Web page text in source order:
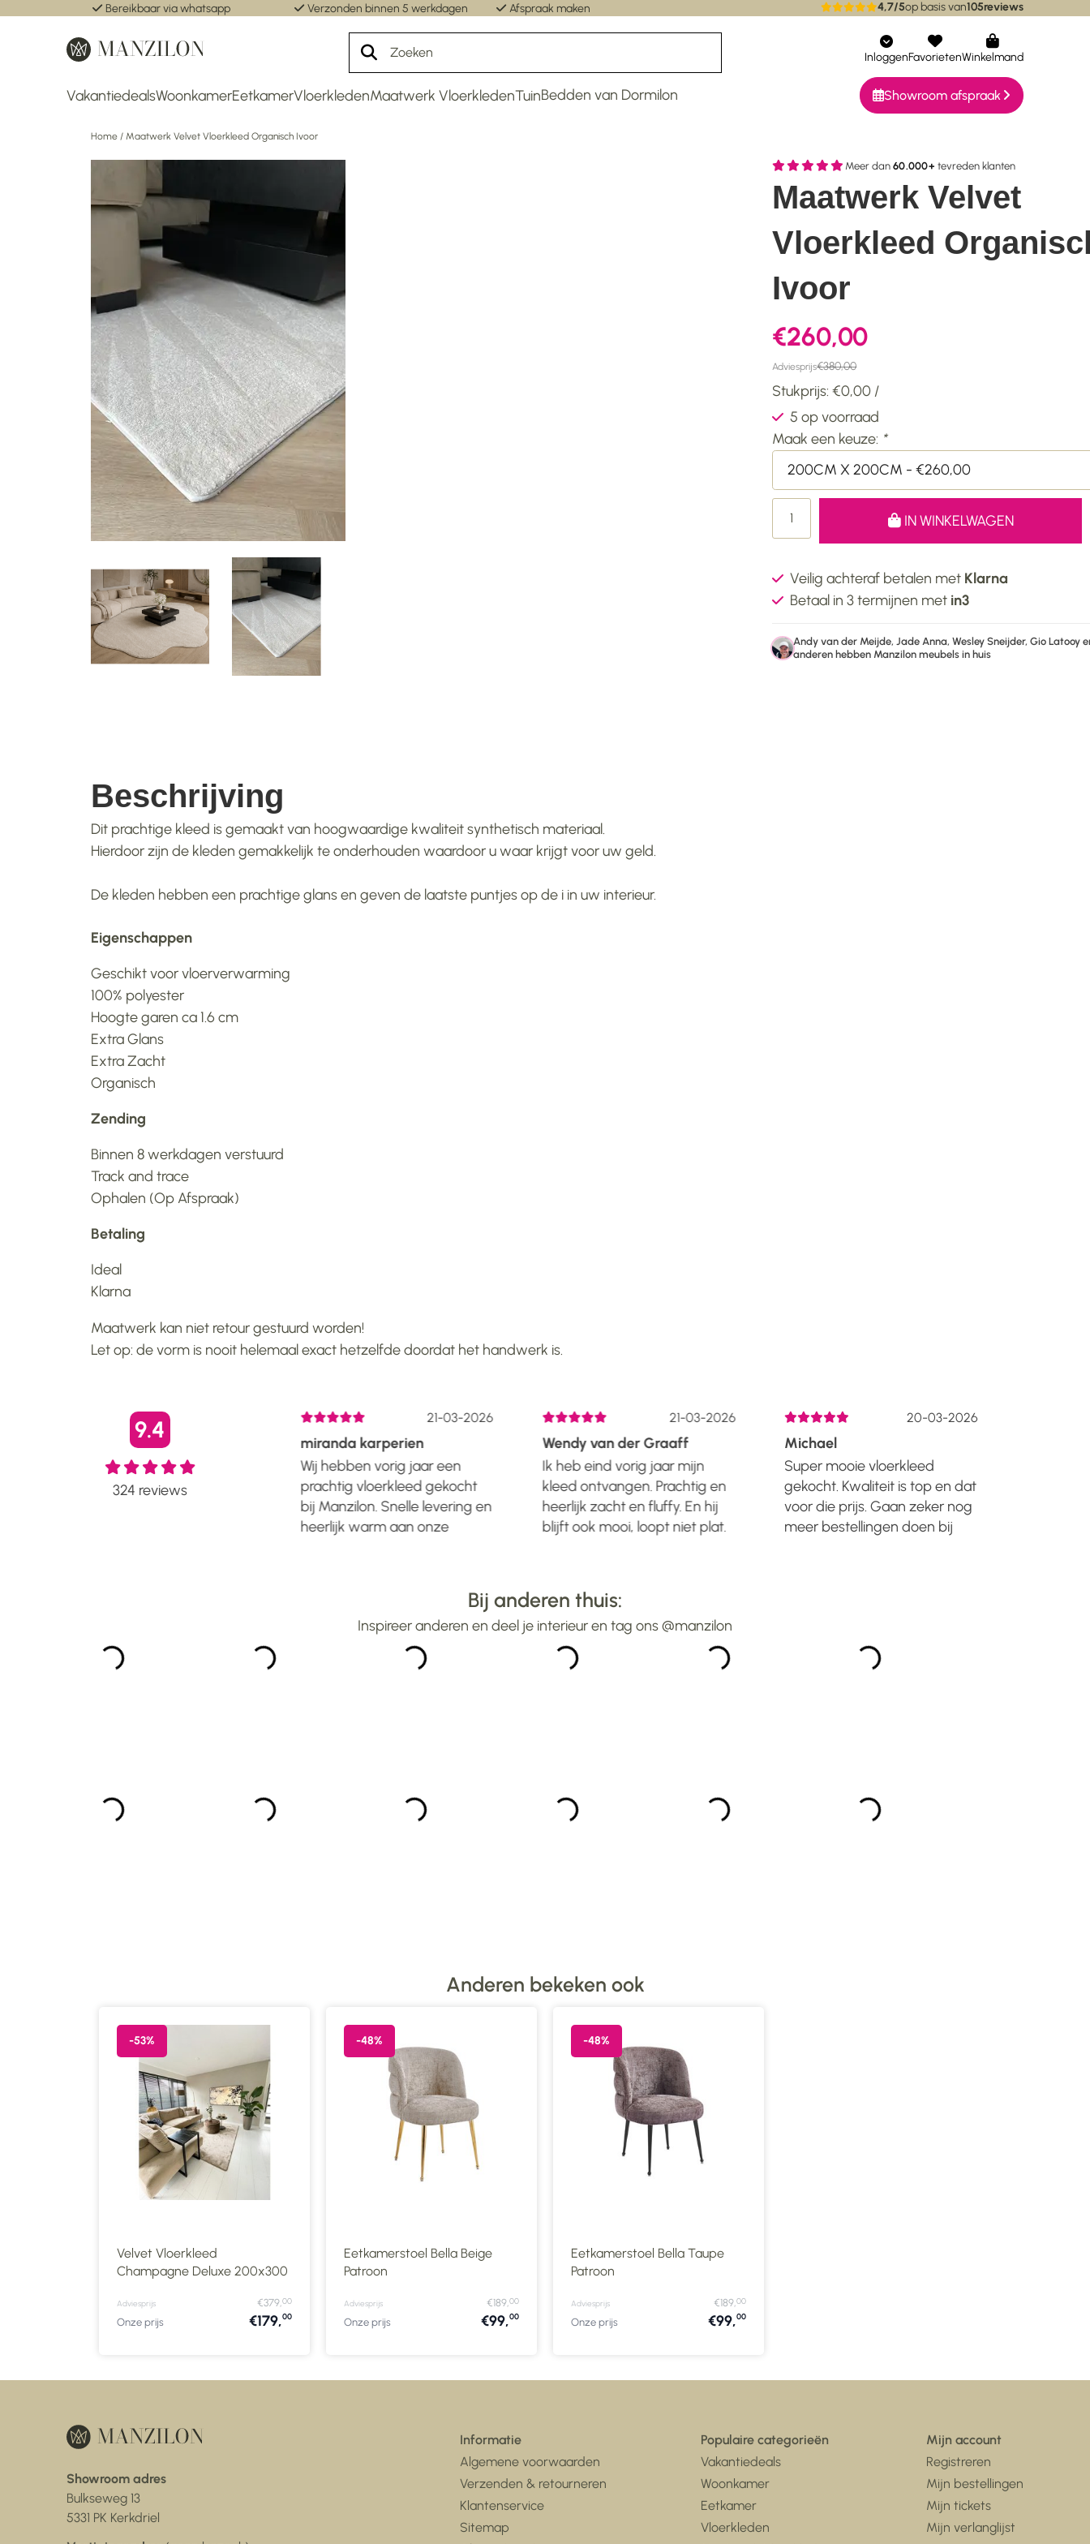
Bereikbaar via whatsapp Verzonden binnen 5 werkdagen Afspraak maken Bereikbaar via whatsapp
4,7/5op basis van105reviews
InloggenFavorietenWinkelmand
VakantiedealsWoonkamerEetkamerVloerkledenMaatwerk VloerkledenTuinBedden van Dormilon Showroom afspraak
Home / Maatwerk Velvet Vloerkleed Organisch Ivoor
Meer dan 60.000+ tevreden klanten
Maatwerk Velvet
Vloerkleed
Ivoor
€260,00
Adviesprijs€380,00
Stukprijs: €0,00 /
5 op voorraad
Maak een keuze: *
200CM X 200CM - €260,00
IN WINKELWAGEN
Veilig achteraf betalen met Klarna
Betaal in 3 termijnen met in3
Andy van der Meijde, Jade Anna, Wesley Sneijder, Gio Latooy
anderen hebben Manzilon meubels in huis
Beschrijving
Dit prachtige kleed is gemaakt van hoogwaardige kwaliteit synthetisch materiaal.
Hierdoor zijn de kleden gemakkelijk te onderhouden waardoor u waar krijgt voor uw geld.
De kleden hebben een prachtige glans en geven de laatste puntjes op de i in uw interieur.
Eigenschappen
Geschikt voor vloerverwarming
100% polyester
Hoogte garen ca 1.6 cm
Extra Glans
Extra Zacht
Organisch
Zending
Binnen 8 werkdagen verstuurd
Track and trace
Ophalen (Op Afspraak)
Betaling
Ideal
Klarna
Maatwerk kan niet retour gestuurd worden!
Let op: de vorm is nooit helemaal exact hetzelfde doordat het handwerk is.
9.4
324 reviews
Heb een prachtig tapijt met
luxe uitstraling gekocht en nog
21-03-2026
miranda karperien
Wij hebben vorig jaar een
prachtig vloerkleed gekocht
bij Manzilon. Snelle levering en
heerlijk warm aan onze
21-03-2026
Wendy van der Graaff
Ik heb eind vorig jaar mijn
kleed ontvangen. Prachtig en
heerlijk zacht en fluffy. En hij
blijft ook mooi, loopt niet plat.
hebben. Was er binnen
aangegeven aantal
weken.Heel blij mee ...
20-03-2026
Michael
Super mooie vloerkleed
gekocht. Kwaliteit is top en dat
voor die prijs. Gaan zeker nog
meer bestellingen doen bij
Bij anderen thuis:
Inspireer anderen en deel je interieur en tag ons @manzilon
Anderen bekeken ook
-53%
Velvet Vloerkleed
Champagne Deluxe 200x300
Adviesprijs €379,00
Onze prijs €179,00
-48%
Eetkamerstoel Bella Beige
Patroon
Adviesprijs €189,00
Onze prijs €99,00
-48%
Eetkamerstoel Bella Taupe
Patroon
Adviesprijs €189,00
Onze prijs €99,00
Showroom adres
Bulkseweg 13
5331 PK Kerkdriel
Informatie
Algemene voorwaarden
Verzenden & retourneren
Klantenservice
Sitemap
Populaire categorieën
Vakantiedeals
Woonkamer
Eetkamer
Vloerkleden
Mijn account
Registreren
Mijn bestellingen
Mijn tickets
Mijn verlanglijst